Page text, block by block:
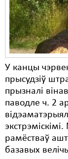
У канцы
прысудзіў
прызналі
паводле ч. 2
рамёстваў
базавых